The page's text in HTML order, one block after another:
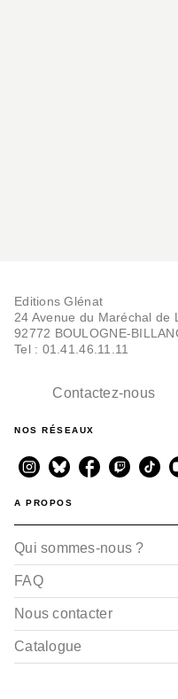
Editions Glénat
24 Avenue du Maréchal de
92772 BOULOGNE-
Tel : 01.41.46.11.11
Contactez-nous
NOS RÉSEAUX
A PROPOS
Qui sommes-nous ?
FAQ
Nous contacter
Catalogue